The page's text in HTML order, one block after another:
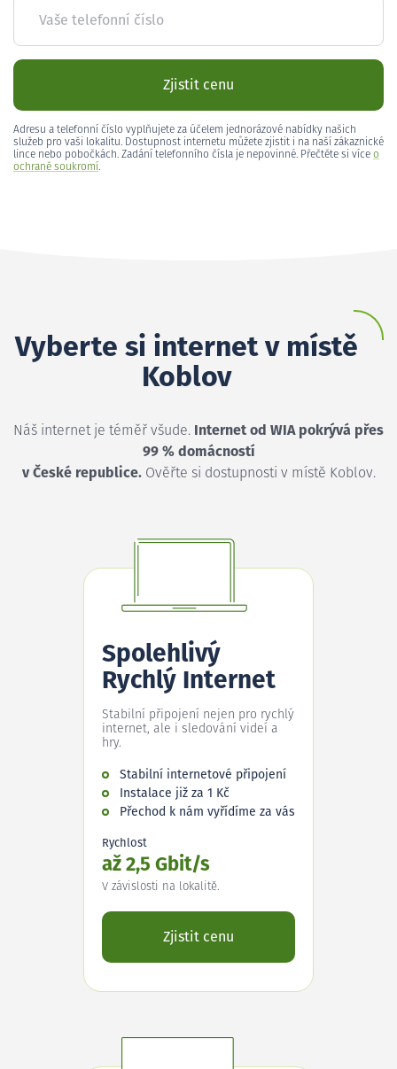
Vaše telefonní číslo
Zjistit cenu
Adresu a telefonní číslo vyplňujete za účelem jednorázové nabídky našich
služeb pro vaši lokalitu. Dostupnost internetu můžete zjistit i na naší zákaznické
lince nebo pobočkách. Zadání telefonního čísla je nepovinné. Přečtěte si více o
ochraně soukromí.
Vyberte si internet v místě
Koblov
Náš internet je téměř všude. Internet od WIA pokrývá přes
99 % domácností
v České republice.Ověřte si dostupnosti v místě Koblov.
Spolehlivý
Rychlý Internet
Stabilní připojení nejen pro rychlý
internet, ale i sledování videí a
hry.
Stabilní internetové připojení
Instalace již za 1 Kč
Přechod k nám vyřídíme za vás
Rychlost
až 2,5 Gbit/s
V závislosti na lokalitě.
Zjistit cenu